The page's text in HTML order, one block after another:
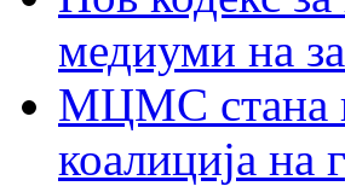
медиуми на
МЦМС стана
коалиција